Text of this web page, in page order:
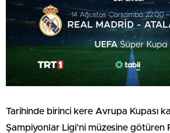
Tarihinde birinci kere Avrupa Kupası
Şampiyonlar Ligi’ni müzesine götüren